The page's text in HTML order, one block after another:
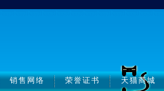
销售网络 荣誉证书 天猫商城